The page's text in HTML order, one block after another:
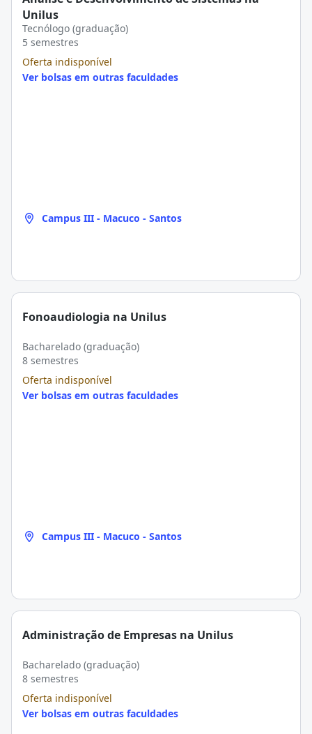
Unilus
Tecnólogo (graduação)
5 semestres
Oferta indisponível
Ver bolsas em outras faculdades
Campus III - Macuco - Santos
Fonoaudiologia na Unilus
Bacharelado (graduação)
8 semestres
Oferta indisponível
Ver bolsas em outras faculdades
Campus III - Macuco - Santos
Administração de Empresas na Unilus
Bacharelado (graduação)
8 semestres
Oferta indisponível
Ver bolsas em outras faculdades